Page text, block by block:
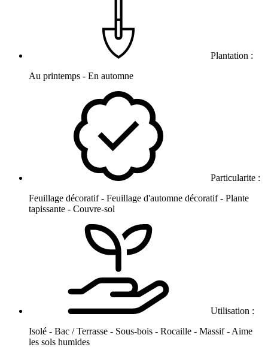
Plantation :
Au printemps - En automne
Particularite :
Feuillage décoratif - Feuillage d'automne décoratif - Plante
tapissante - Couvre-sol
Utilisation :
Isolé - Bac / Terrasse - Sous-bois - Rocaille - Massif - Aime
les sols humides